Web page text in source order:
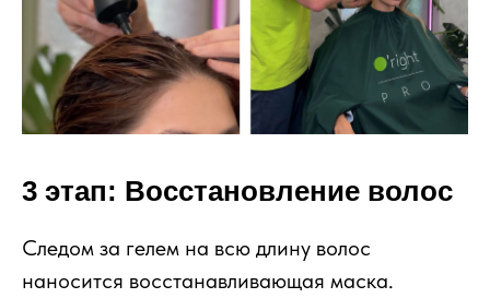
3 этап: Восстановление волос
Следом за гелем на всю длину волос
наносится восстанавливающая маска.